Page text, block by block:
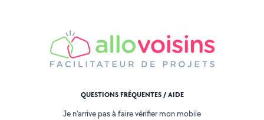
QUESTIONS FRÉQUENTES / AIDE
Je n'arrive pas à faire vérifier mon mobile